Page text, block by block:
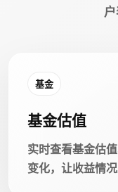
基金
基金估值
实时查看基金估
变化，让收益情况